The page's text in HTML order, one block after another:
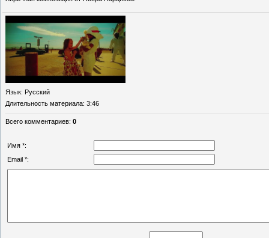
Язык: Русский
Длительность материала: 3:46
Всего комментариев: 0
Имя *:
Email *: